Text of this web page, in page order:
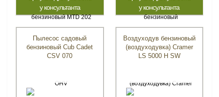
у консультанта
у консультанта
Пылесос садовый
бензиновый Cub Cadet
CSV 070
Воздуходув бензиновый
(воздуходувка) Cramer
LS 5000 H SW